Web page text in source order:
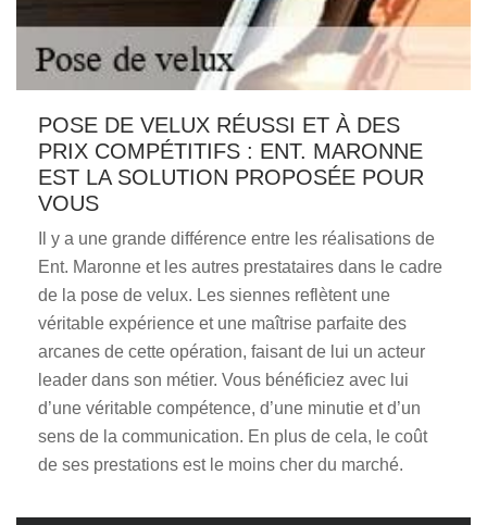
POSE DE VELUX RÉUSSI ET À DES
PRIX COMPÉTITIFS : ENT. MARONNE
EST LA SOLUTION PROPOSÉE POUR
VOUS
Il y a une grande différence entre les réalisations de
Ent. Maronne et les autres prestataires dans le cadre
de la pose de velux. Les siennes reflètent une
véritable expérience et une maîtrise parfaite des
arcanes de cette opération, faisant de lui un acteur
leader dans son métier. Vous bénéficiez avec lui
d’une véritable compétence, d’une minutie et d’un
sens de la communication. En plus de cela, le coût
de ses prestations est le moins cher du marché.